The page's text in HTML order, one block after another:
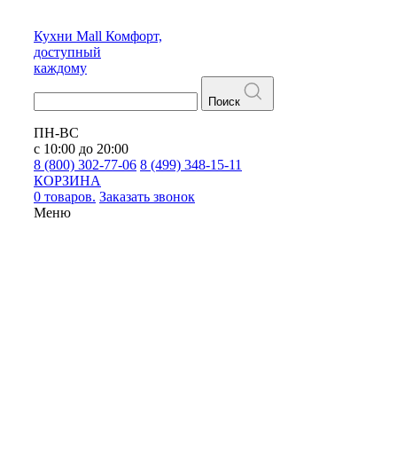
Кухни Mall Комфорт,
доступный
каждому
Поиск
ПН-ВС
с 10:00 до 20:00
8 (800) 302-77-06 8 (499) 348-15-11
КОРЗИНА
0 товаров. Заказать звонок
Меню